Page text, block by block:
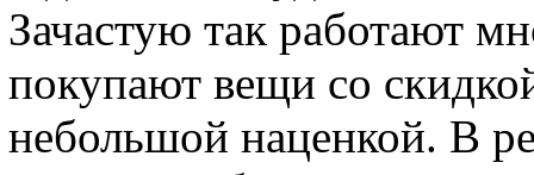
Зачастую так работают
покупают вещи со
небольшой наценкой. В